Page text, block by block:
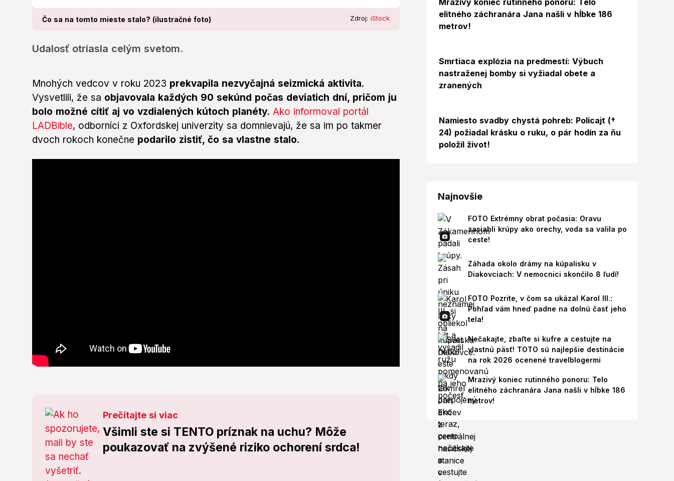
Čo sa na tomto mieste stalo? (ilustračné foto) Zdroj: iStock
Udalosť otriasla celým svetom.
Mnohých vedcov v roku 2023 prekvapila nezvyčajná seizmická aktivita.
Vysvetlili, že sa objavovala každých 90 sekúnd počas deviatich dní, pričom ju
bolo možné cítiť aj vo vzdialených kútoch planéty. Ako informoval portál
LADBible, odborníci z Oxfordskej univerzity sa domnievajú, že sa im po takmer
dvoch rokoch konečne podarilo zistiť, čo sa vlastne stalo.
Prečítajte si viac
Všimli ste si TENTO príznak na uchu? Môže
poukazovať na zvýšené riziko ochorení srdca!
Mrazivý koniec rutinného ponoru: Telo
elitného záchranára Jana našli v hĺbke 186
metrov!
Smrtiaca explózia na predmestí: Výbuch
nastraženej bomby si vyžiadal obete a
zranených
Namiesto svadby chystá pohreb: Policajt (†
24) požiadal krásku o ruku, o pár hodín za ňu
položil život!
Najnovšie
FOTO Extrémny obrat počasia: Oravu
zasiahli krúpy ako orechy, voda sa valila po
ceste!
Záhada okolo drámy na kúpalisku v
Diakovciach: V nemocnici skončilo 8 ľudí!
FOTO Pozrite, v čom sa ukázal Karol III.:
Pohľad vám hneď padne na dolnú časť jeho
tela!
Nečakajte, zbaľte si kufre a cestujte na
vlastnú päsť! TOTO sú najlepšie destinácie
na rok 2026 ocenené travelblogermi
Mrazivý koniec rutinného ponoru: Telo
elitného záchranára Jana našli v hĺbke 186
metrov!